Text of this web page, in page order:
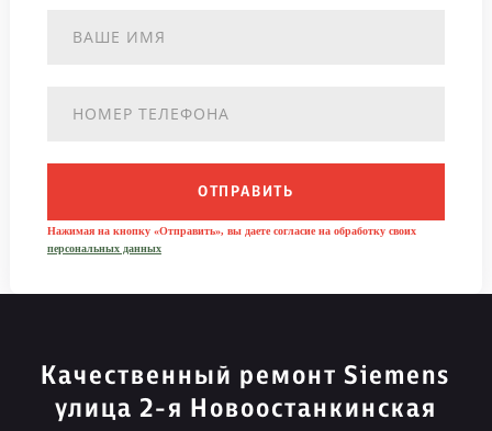
ОТПРАВИТЬ
Нажимая на кнопку «Отправить», вы даете согласие на обработку своих
персональных данных
Качественный ремонт Siemens
улица 2-я Новоостанкинская